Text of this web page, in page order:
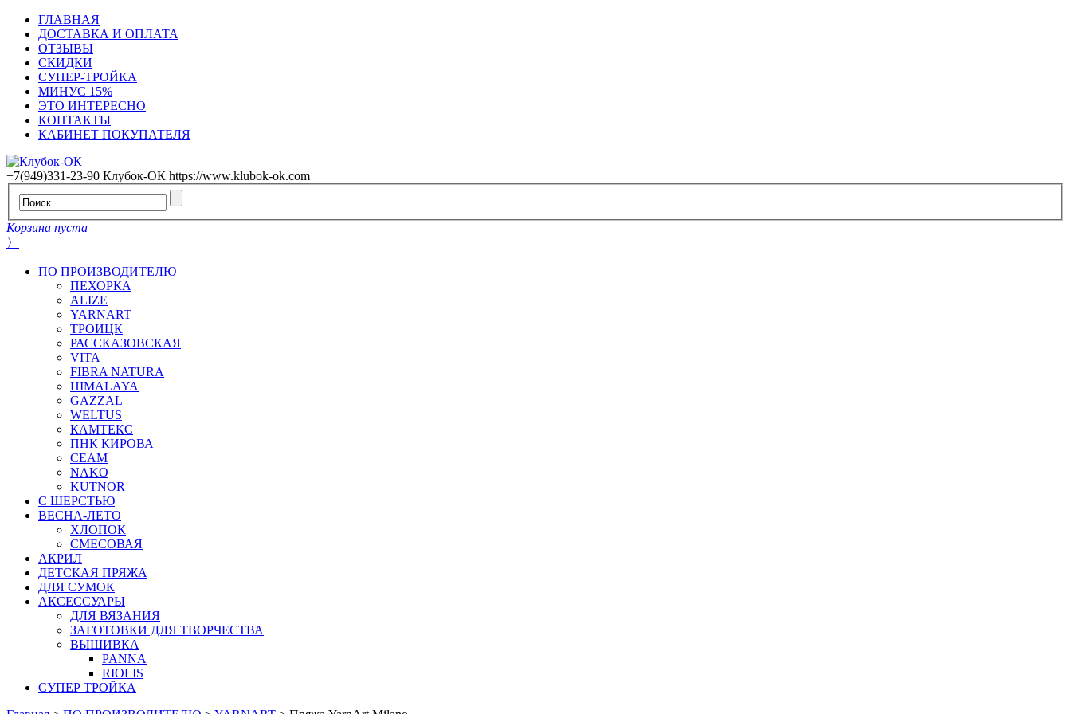
ГЛАВНАЯ
ДОСТАВКА И ОПЛАТА
ОТЗЫВЫ
СКИДКИ
СУПЕР-ТРОЙКА
МИНУС 15%
ЭТО ИНТЕРЕСНО
КОНТАКТЫ
КАБИНЕТ ПОКУПАТЕЛЯ
+7(949)331-23-90 Клубок-ОК https://www.klubok-ok.com
Корзина пуста
〉
ПО ПРОИЗВОДИТЕЛЮ
ПЕХОРКА
ALIZE
YARNART
ТРОИЦК
РАССКАЗОВСКАЯ
VITA
FIBRA NATURA
HIMALAYA
GAZZAL
WELTUS
КАМТЕКС
ПНК КИРОВА
СЕАМ
NAKO
KUTNOR
С ШЕРСТЬЮ
ВЕСНА-ЛЕТО
ХЛОПОК
СМЕСОВАЯ
АКРИЛ
ДЕТСКАЯ ПРЯЖА
ДЛЯ СУМОК
АКСЕССУАРЫ
ДЛЯ ВЯЗАНИЯ
ЗАГОТОВКИ ДЛЯ ТВОРЧЕСТВА
ВЫШИВКА
PANNA
RIOLIS
СУПЕР ТРОЙКА